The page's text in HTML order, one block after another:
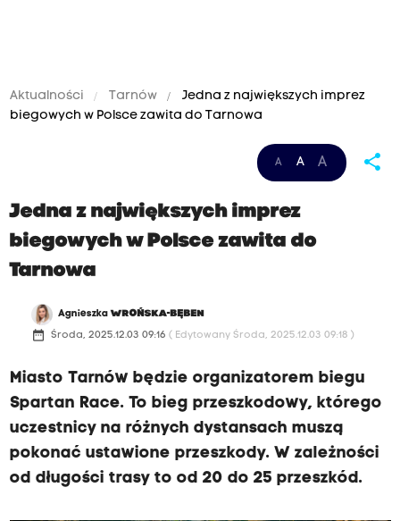
Aktualności Tarnów
Jedna z największych imprez
biegowych w Polsce zawita do Tarnowa
A A A share
Jedna z największych imprez
biegowych w Polsce zawita do
Tarnowa
AgnieszkaWROŃSKA-BĘBEN
date_range Środa, 2025.12.03 09:16 ( Edytowany Środa, 2025.12.03 09:18 )
Miasto Tarnów będzie organizatorem biegu
Spartan Race. To bieg przeszkodowy, którego
uczestnicy na różnych dystansach muszą
pokonać ustawione przeszkody. W zależności
od długości trasy to od 20 do 25 przeszkód.